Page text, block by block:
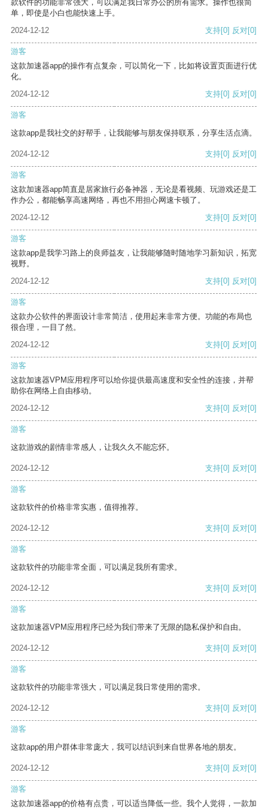
款软件的功能非常强大，可以满足我日常办公的所有需求。操作也很简
单，即使是小白也能快速上手。
2024-12-12
支持[0] 反对[0]
游客
这款加速器app的操作有点复杂，可以简化一下，比如将设置页面进行优
化。
2024-12-12
支持[0] 反对[0]
游客
这款app是我社交的好帮手，让我能够与朋友保持联系，分享生活点滴。
2024-12-12 支持[0] 反对[0]
游客
这款加速器app简直是居家旅行必备神器，无论是看视频、玩游戏还是工
作办公，都能畅享高速网络，再也不用担心网速卡顿了。
2024-12-12
支持[0] 反对[0]
游客
这款app是我学习路上的良师益友，让我能够随时随地学习新知识，拓宽
视野。
2024-12-12
支持[0] 反对[0]
游客
这款办公软件的界面设计非常简洁，使用起来非常方便。功能的布局也
很合理，一目了然。
2024-12-12
支持[0] 反对[0]
游客
这款加速器VPM应用程序可以给你提供最高速度和安全性的连接，并帮
助你在网络上自由移动。
2024-12-12
支持[0] 反对[0]
游客
这款游戏的剧情非常感人，让我久久不能忘怀。
2024-12-12 支持[0] 反对[0]
游客
这款软件的价格非常实惠，值得推荐。
2024-12-12 支持[0] 反对[0]
游客
这款软件的功能非常全面，可以满足我所有需求。
2024-12-12 支持[0] 反对[0]
游客
这款加速器VPM应用程序已经为我们带来了无限的隐私保护和自由。
2024-12-12 支持[0] 反对[0]
游客
这款软件的功能非常强大，可以满足我日常使用的需求。
2024-12-12 支持[0] 反对[0]
游客
这款app的用户群体非常庞大，我可以结识到来自世界各地的朋友。
2024-12-12 支持[0] 反对[0]
游客
这款加速器app的价格有点贵，可以适当降低一些。我个人觉得，一款加